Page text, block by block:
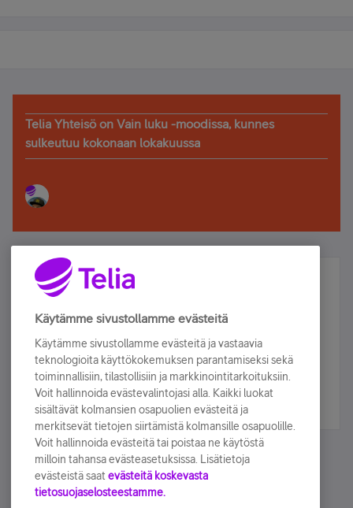
Telia Yhteisö on Vain luku -moodissa, kunnes
sulkeutuu kokonaan lokakuussa
Älä jää paitsi – osallistu ja voita!
Tilaa Telian uutiskirje ja olet mukana arvonnassa.
sähköpostiisi.
Tilaa nyt
Käytämme sivustollamme evästeitä
Käytämme sivustollamme evästeitä ja vastaavia
teknologioita käyttökokemuksen parantamiseksi sekä
toiminnallisiin, tilastollisiin ja markkinointitarkoituksiin.
Voit hallinnoida evästevalintojasi alla. Kaikki luokat
sisältävät kolmansien osapuolien evästeitä ja
merkitsevät tietojen siirtämistä kolmansille osapuolille.
Voit hallinnoida evästeitä tai poistaa ne käytöstä
milloin tahansa evästeasetuksissa. Lisätietoja
evästeistä saat evästeitä koskevasta
tietosuojaselosteestamme.